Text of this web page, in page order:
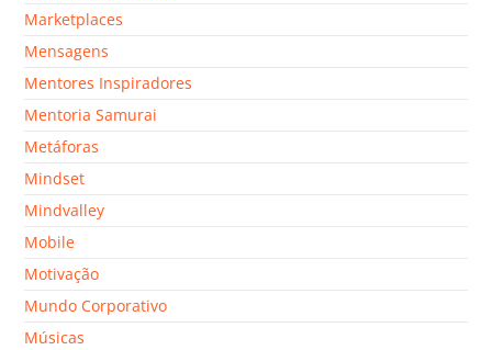
Marketplaces
Mensagens
Mentores Inspiradores
Mentoria Samurai
Metáforas
Mindset
Mindvalley
Mobile
Motivação
Mundo Corporativo
Músicas